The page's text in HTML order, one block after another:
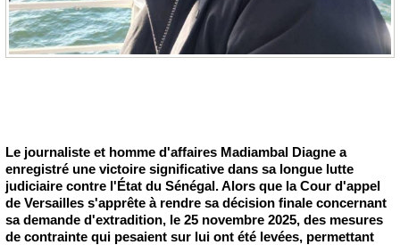
Le journaliste et homme d'affaires Madiambal Diagne a
enregistré une victoire significative dans sa longue lutte
judiciaire contre l'État du Sénégal. Alors que la Cour d'appel
de Versailles s'apprête à rendre sa décision finale concernant
sa demande d'extradition, le 25 novembre 2025, des mesures
de contrainte qui pesaient sur lui ont été levées, permettant